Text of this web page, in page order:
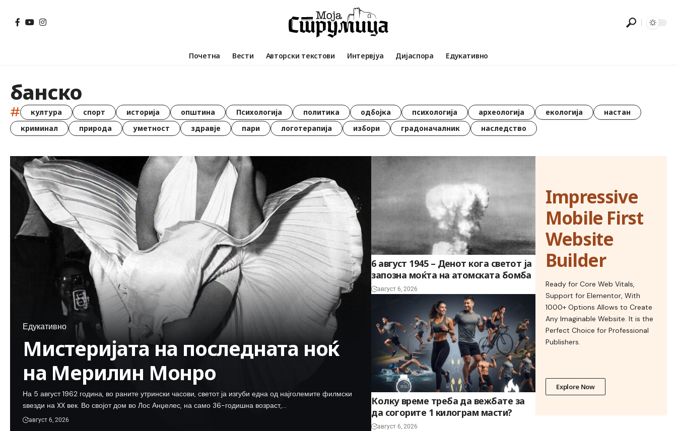
Почетна Вести Авторски текстови Интервјуа Дијаспора Едукативно
банско
# култура спорт историја општина Психологија политика одбојка психологија археологија екологија
настан
криминал
природа уметност здравје пари логотерапија избори градоначалник наследство
Едукативно
Мистеријата на последната ноќ
на Мерилин Монро
На 5 август 1962 година, во раните утрински часови, светот ја изгуби една од најголемите филмски
ѕвезди на XX век. Во својот дом во Лос Анџелес, на само 36-годишна возраст,…
август 6, 2026
6 август 1945 – Денот кога светот ја
запозна моќта на атомската бомба
август 6, 2026
Колку време треба да вежбате за
да согорите 1 килограм масти?
август 6, 2026
Impressive
Mobile First
Website
Builder
Ready for Core Web Vitals,
Support for Elementor, With
1000+ Options Allows to Create
Any Imaginable Website. It is the
Perfect Choice for Professional
Publishers.
Explore Now